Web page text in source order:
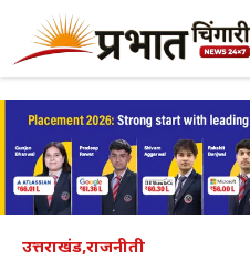
content
उत्तराखंड,राजनीती